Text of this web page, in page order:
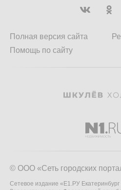
Полная версия сайта
Помощь по сайту
© ООО «Сеть городских
Сетевое издание «Е1.РУ